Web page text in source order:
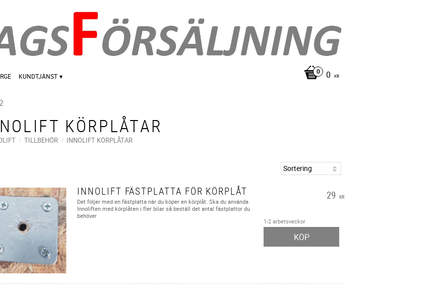
KUNDTJÄNST 0 KR
KÖRPLÅTAR
TILLBEHÖR INNOLIFT KÖRPLÅTAR
INNOLIFT FÄSTPLATTA FÖR KÖRPLÅT
Det följer med en fästplatta när du köper en körplåt. Ska du använda
Innoliften med körplåten i fler bilar så beställ det antal fästplattor du
behöver
29 KR
1-2 arbetsveckor
KÖP